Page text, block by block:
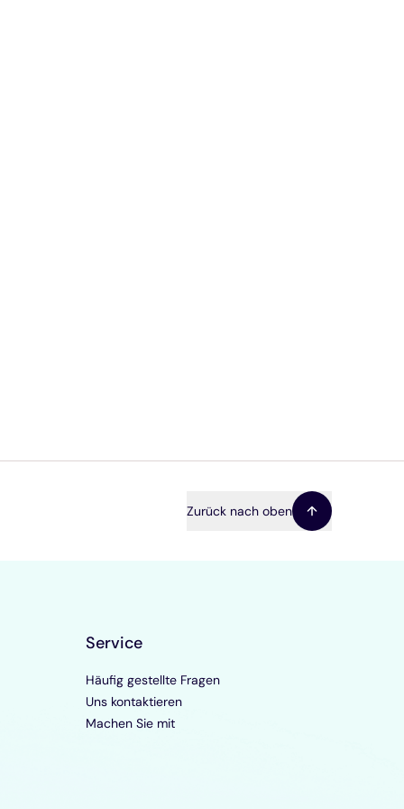
Zurück nach oben
Service
Häufig gestellte Fragen
Uns kontaktieren
Machen Sie mit